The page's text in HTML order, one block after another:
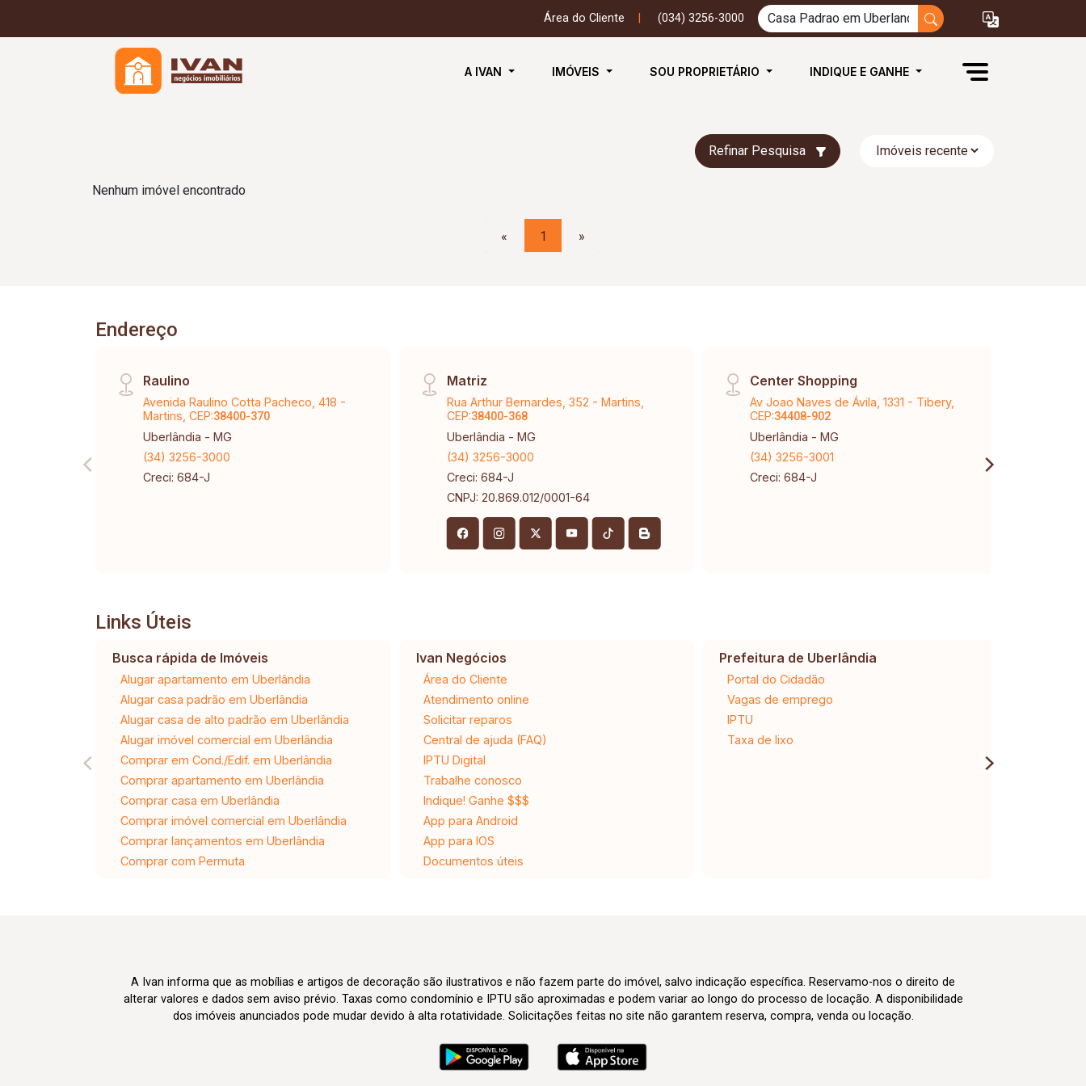
Área do Cliente (034) 3256-3000
A IVAN IMÓVEIS SOU PROPRIETÁRIO INDIQUE E GANHE
Refinar Pesquisa
Nenhum imóvel encontrado
« 1 »
Endereço
Raulino
Avenida Raulino Cotta Pacheco, 418 -
Martins, CEP:38400-370
Uberlândia - MG
(34) 3256-3000
Creci: 684-J
Matriz
Rua Arthur Bernardes, 352 - Martins,
CEP:38400-368
Uberlândia - MG
(34) 3256-3000
Creci: 684-J
CNPJ: 20.869.012/0001-64
Center Shopping
Av Joao Naves de Ávila, 1331 - Tibery,
CEP:34408-902
Uberlândia - MG
(34) 3256-3001
Creci: 684-J
Links Úteis
Busca rápida de Imóveis
Alugar apartamento em Uberlândia
Alugar casa padrão em Uberlândia
Alugar casa de alto padrão em Uberlândia
Alugar imóvel comercial em Uberlândia
Comprar em Cond./Edif. em Uberlândia
Comprar apartamento em Uberlândia
Comprar casa em Uberlândia
Comprar imóvel comercial em Uberlândia
Comprar lançamentos em Uberlândia
Comprar com Permuta
Ivan Negócios
Área do Cliente
Atendimento online
Solicitar reparos
Central de ajuda (FAQ)
IPTU Digital
Trabalhe conosco
Indique! Ganhe $$$
App para Android
App para IOS
Documentos úteis
Prefeitura de Uberlândia
Portal do Cidadão
Vagas de emprego
IPTU
Taxa de lixo
A Ivan informa que as mobílias e artigos de decoração são ilustrativos e não fazem parte do imóvel, salvo indicação específica. Reservamo-nos o direito de
alterar valores e dados sem aviso prévio. Taxas como condomínio e IPTU são aproximadas e podem variar ao longo do processo de locação. A disponibilidade
dos imóveis anunciados pode mudar devido à alta rotatividade. Solicitações feitas no site não garantem reserva, compra, venda ou locação.